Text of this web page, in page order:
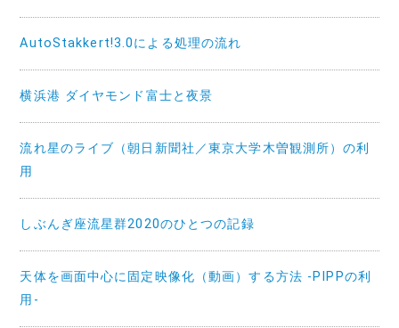
AutoStakkert!3.0による処理の流れ
横浜港 ダイヤモンド富士と夜景
流れ星のライブ（朝日新聞社／東京大学木曽観測所）の利
用
しぶんぎ座流星群2020のひとつの記録
天体を画面中心に固定映像化（動画）する方法 -PIPPの利
用-